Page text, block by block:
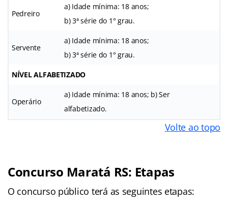
Pedreiro
a) Idade mínima: 18 anos;
b) 3ª série do 1° grau.
Servente
a) Idade mínima: 18 anos;
b) 3ª série do 1° grau.
NÍVEL ALFABETIZADO
Operário
a) Idade mínima: 18 anos; b) Ser
alfabetizado.
Volte ao topo
Concurso Maratá RS: Etapas
O concurso público terá as seguintes etapas: